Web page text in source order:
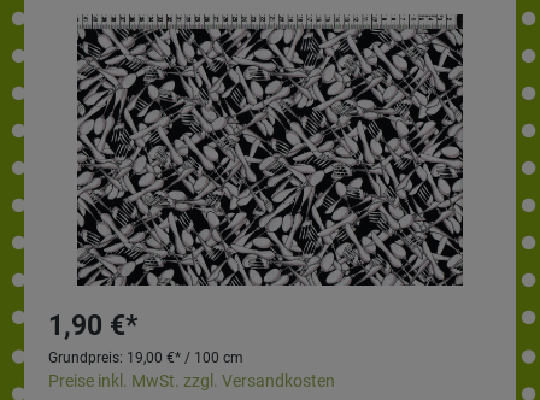
1,90 €*
Grundpreis: 19,00 €* / 100 cm
Preise inkl. MwSt. zzgl. Versandkosten